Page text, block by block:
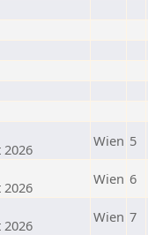
Wien 5
Wien 6
Wien 7